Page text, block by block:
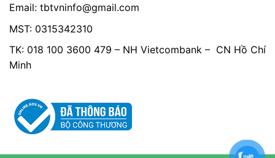
Email: tbtvninfo@gmail.com
MST: 0315342310
TK: 018 100 3600 479 – NH Vietcombank – CN Hồ Chí
Minh